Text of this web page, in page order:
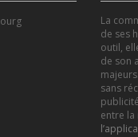
La
de ses
outil,
de son
sans
entre la